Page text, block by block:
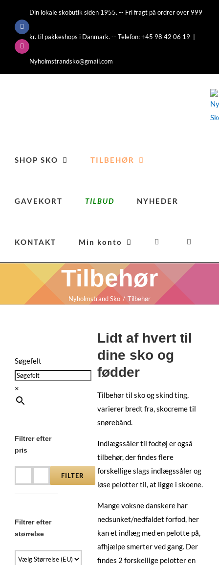
contentFacebook
Instagram
Din lokale skobutik siden 1955. -- Fri fragt på ordrer over 999
kr. til pakkeshops i Danmark. -- Telefon: +45 98 42 06 19
Nyholmstrandsko@gmail.com
SHOP SKO TILBEHØR
GAVEKORT TILBUD NYHEDER
KONTAKT Min konto
Tilbehør
Nyholmstrand Sko Tilbehør
Lidt af hvert til
dine sko og
fødder
Tilbehør til sko og skind ting,
varierer bredt fra, skocreme til
snørebånd.
Indlægssåler til fodtøj er også
tilbehør, der findes flere
forskellige slags indlægssåler og
løse pelotter til, at ligge i skoene.
Mange voksne danskere har
nedsunket/nedfaldet forfod, her
kan et indlæg med en pelotte på,
afhjælpe smerter ved gang. Der
findes 2 forskellige pelotter en
Søgefelt
×
Filtrer efter
pris
Mindste
pris
Højeste
pris
FILTER
Filtrer efter
størrelse